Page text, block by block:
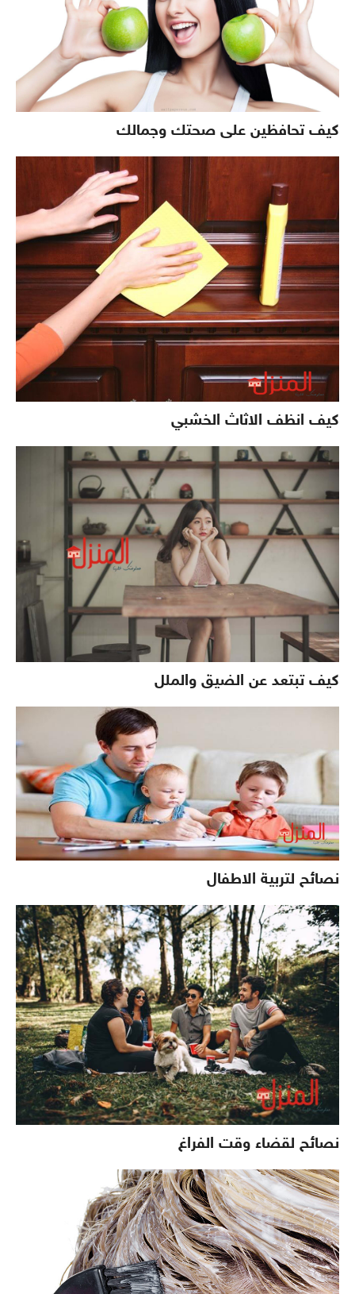
كيف تحافظين على صحتك وجمالك
كيف انظف الاثاث الخشبي
كيف تبتعد عن الضيق والملل
نصائح لتربية الاطفال
نصائح لقضاء وقت الفراغ